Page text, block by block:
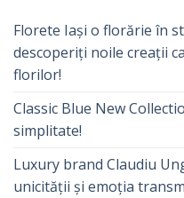
Florete Iași o florărie în
descoperiți noile creații
florilor!
Classic Blue New
simplitate!
Luxury brand Claudiu
unicității și emoția